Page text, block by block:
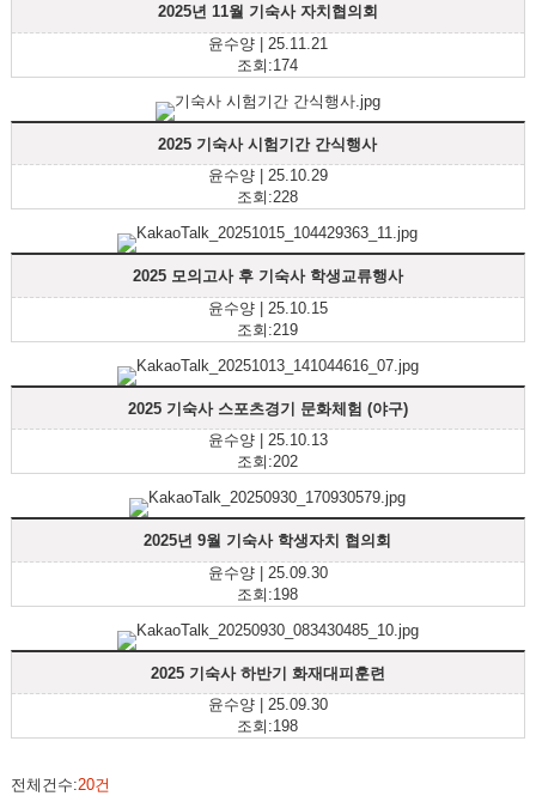
2025년 11월 기숙사 자치협의회
윤수양 | 25.11.21
조회:174
2025 기숙사 시험기간 간식행사
윤수양 | 25.10.29
조회:228
2025 모의고사 후 기숙사 학생교류행사
윤수양 | 25.10.15
조회:219
2025 기숙사 스포츠경기 문화체험 (야구)
윤수양 | 25.10.13
조회:202
2025년 9월 기숙사 학생자치 협의회
윤수양 | 25.09.30
조회:198
2025 기숙사 하반기 화재대피훈련
윤수양 | 25.09.30
조회:198
전체건수:20건